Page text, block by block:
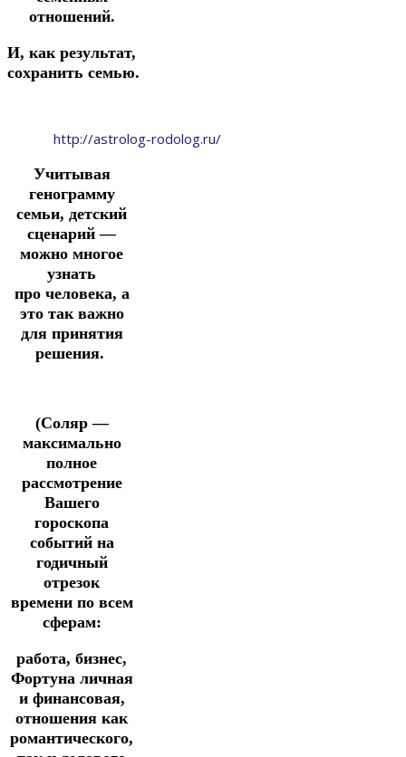
отношений.
И, как результат,
сохранить семью.
http://astrolog-rodolog.ru/
Учитывая
генограмму
семьи, детский
сценарий —
можно многое
узнать
про человека, а
это так важно
для принятия
решения.
(Соляр —
максимально
полное
рассмотрение
Вашего
гороскопа
событий на
годичный
отрезок
времени по всем
сферам:
работа, бизнес,
Фортуна личная
и финансовая,
отношения как
романтического,